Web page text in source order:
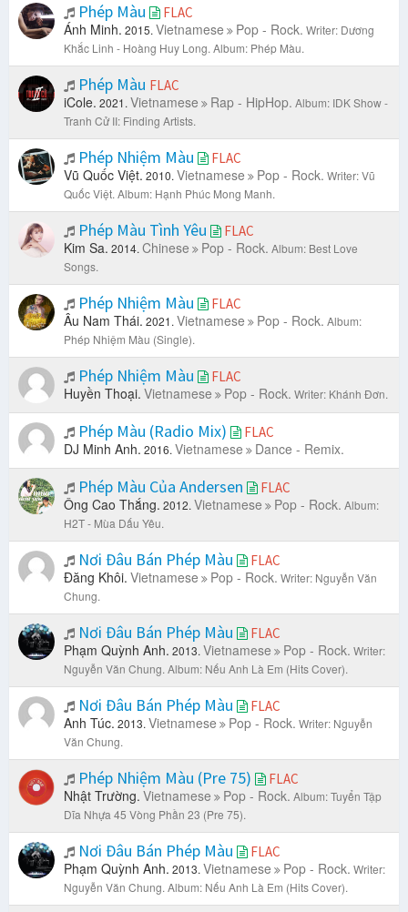
Phép Màu FLAC
Ánh Minh. 2015. Vietnamese Pop - Rock. Writer: Dương
Khắc Linh - Hoàng Huy Long. Album: Phép Màu.
Phép Màu FLAC
iCole. 2021. Vietnamese Rap - HipHop. Album: IDK Show -
Tranh Cử II: Finding Artists.
Phép Nhiệm Màu FLAC
Vũ Quốc Việt. 2010. Vietnamese Pop - Rock. Writer: Vũ
Quốc Việt. Album: Hạnh Phúc Mong Manh.
Phép Màu Tình Yêu FLAC
Kim Sa. 2014. Chinese Pop - Rock. Album: Best Love
Songs.
Phép Nhiệm Màu FLAC
Âu Nam Thái. 2021. Vietnamese Pop - Rock. Album:
Phép Nhiệm Màu (Single).
Phép Nhiệm Màu FLAC
Huyền Thoại. Vietnamese Pop - Rock. Writer: Khánh Đơn.
Phép Màu (Radio Mix) FLAC
DJ Minh Anh. 2016. Vietnamese Dance - Remix.
Phép Màu Của Andersen FLAC
Ông Cao Thắng. 2012. Vietnamese Pop - Rock. Album:
H2T - Mùa Dấu Yêu.
Nơi Đâu Bán Phép Màu FLAC
Đăng Khôi. Vietnamese Pop - Rock. Writer: Nguyễn Văn
Chung.
Nơi Đâu Bán Phép Màu FLAC
Phạm Quỳnh Anh. 2013. Vietnamese Pop - Rock. Writer:
Nguyễn Văn Chung. Album: Nếu Anh Là Em (Hits Cover).
Nơi Đâu Bán Phép Màu FLAC
Anh Túc. 2013. Vietnamese Pop - Rock. Writer: Nguyễn
Văn Chung.
Phép Nhiệm Màu (Pre 75) FLAC
Nhật Trường. Vietnamese Pop - Rock. Album: Tuyển Tập
Dĩa Nhựa 45 Vòng Phần 23 (Pre 75).
Nơi Đâu Bán Phép Màu FLAC
Phạm Quỳnh Anh. 2013. Vietnamese Pop - Rock. Writer:
Nguyễn Văn Chung. Album: Nếu Anh Là Em (Hits Cover).